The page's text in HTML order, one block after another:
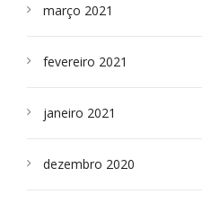
março 2021
fevereiro 2021
janeiro 2021
dezembro 2020